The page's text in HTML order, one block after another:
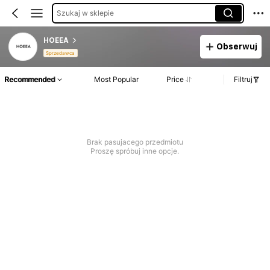
Szukaj w sklepie
HOEEA
Sprzedawca
Obserwuj
Recommended Most Popular Price Filtruj
Brak pasujacego przedmiotu
Proszę spróbuj inne opcje.